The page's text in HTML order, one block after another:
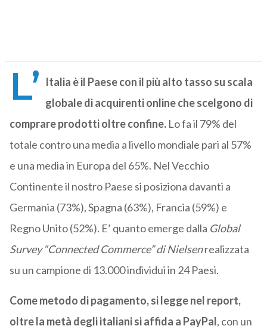
L’ Italia è il Paese con il più alto tasso su scala
globale di acquirenti online che scelgono di
comprare prodotti oltre confine.Lo fa il 79% del
totale contro una media a livello mondiale pari al 57%
e una media in Europa del 65%. Nel Vecchio
Continente il nostro Paese si posiziona davanti a
Germania (73%), Spagna (63%), Francia (59%) e
Regno Unito (52%). E’ quanto emerge dalla Global
Survey “Connected Commerce” di Nielsenrealizzata
su un campione di 13.000 individui in 24 Paesi.
Come metodo di pagamento, si legge nel report,
oltre la metà degli italiani si affida a PayPal, con un